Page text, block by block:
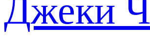
Джеки